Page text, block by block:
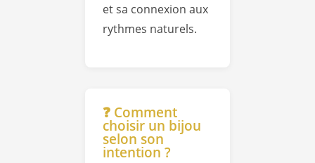
et sa connexion aux
rythmes naturels.
❓ Comment
choisir un bijou
selon son
intention ?